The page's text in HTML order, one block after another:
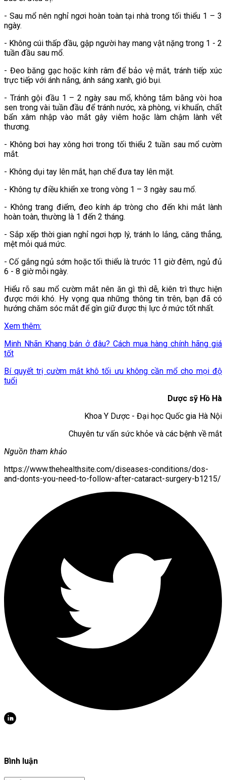
- Sau mổ nên nghỉ ngơi hoàn toàn tại nhà trong tối thiểu 1 – 3
ngày.
- Không cúi thấp đầu, gập người hay mang vật nặng trong 1 - 2
tuần đầu sau mổ.
- Đeo băng gạc hoặc kính râm để bảo vệ mắt, tránh tiếp xúc
trực tiếp với ánh nắng, ánh sáng xanh, gió bụi.
- Tránh gội đầu 1 – 2 ngày sau mổ, không tắm bằng vòi hoa
sen trong vài tuần đầu để tránh nước, xà phòng, vi khuẩn, chất
bẩn xâm nhập vào mắt gây viêm hoặc làm chậm lành vết
thương.
- Không bơi hay xông hơi trong tối thiểu 2 tuần sau mổ cườm
mắt.
- Không dụi tay lên mắt, hạn chế đưa tay lên mặt.
- Không tự điều khiển xe trong vòng 1 – 3 ngày sau mổ.
- Không trang điểm, đeo kính áp tròng cho đến khi mắt lành
hoàn toàn, thường là 1 đến 2 tháng.
- Sắp xếp thời gian nghỉ ngơi hợp lý, tránh lo lắng, căng thẳng,
mệt mỏi quá mức.
- Cố gắng ngủ sớm hoặc tối thiểu là trước 11 giờ đêm, ngủ đủ
6 - 8 giờ mỗi ngày.
Hiểu rõ sau mổ cườm mắt nên ăn gì thì dễ, kiên trì thực hiện
được mới khó. Hy vọng qua những thông tin trên, bạn đã có
hướng chăm sóc mắt để gìn giữ được thị lực ở mức tốt nhất.
Xem thêm:
Minh Nhãn Khang bán ở đâu? Cách mua hàng chính hãng giá
tốt
Bí quyết trị cườm mắt khô tối ưu không cần mổ cho mọi độ
tuổi
Dược sỹ Hồ Hà
Khoa Y Dược - Đại học Quốc gia Hà Nội
Chuyên tư vấn sức khỏe và các bệnh về mắt
Nguồn tham khảo
https://www.thehealthsite.com/diseases-conditions/dos-
and-donts-you-need-to-follow-after-cataract-surgery-b1215/
Bình luận